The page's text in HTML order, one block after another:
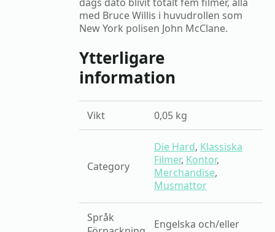
med Bruce Willis i huvudrollen som
New York polisen John McClane.
Ytterligare
information
Vikt 0,05 kg
Category
Die Hard, Klassiska
Filmer, Kontor,
Merchandise,
Musmattor
Språk
Engelska och/eller